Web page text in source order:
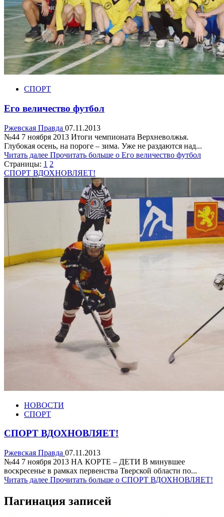
СПОРТ
Его величество футбол
Ржевская Правда 07.11.2013
№44 7 ноября 2013 Итоги чемпионата Верхневолжья.
Глубокая осень, на пороге – зима. Уже не раздаются над...
Читать далее Прочитать больше о Его величество футбол
Страницы: 1 2
СПОРТ ВДОХНОВЛЯЕТ!
НОВОСТИ
СПОРТ
СПОРТ ВДОХНОВЛЯЕТ!
Ржевская Правда 07.11.2013
№44 7 ноября 2013 НА КОРТЕ – ДЕТИ В минувшее
воскресенье в рамках первенства Тверской области по...
Читать далее Прочитать больше о СПОРТ ВДОХНОВЛЯЕТ!
Пагинация записей